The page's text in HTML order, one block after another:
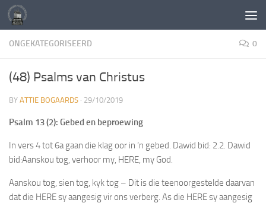
Skip to content
ONGEKATEGORISEERD 0
(48) Psalms van Christus
BY ATTIE BOGAARDS · 29/10/2019
Psalm 13(2): Gebed en beproewing
In vers 4 tot 6a gaan die klag oor in ‘n gebed. Dawid bid: 2.2. Dawid
bid:Aanskou tog, verhoor my, HERE, my God.
Aanskou tog, sien tog, kyk tog – Dit is die teenoorgestelde daarvan
dat die HEREsy aangesig vir ons verberg. As die HERE sy aangesig